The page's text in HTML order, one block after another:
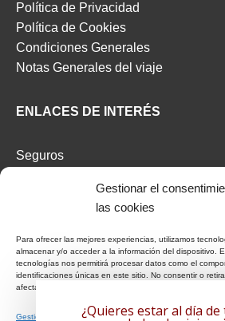
Gestionar el
las cookies
Para ofrecer las mejores experiencias, utilizamos
almacenar y/o acceder a la información del dispositivo.
tecnologías nos permitirá procesar datos como el
identificaciones únicas en este sitio. No consentir o
afectar negativamente a ciertas características y
Gestionar los servicios
Política de Privacidad
Política de Cookies
Condiciones Generales
Notas Generales del viaje
ENLACES DE INTERÉS
Seguros
Afiliat Agència Catalana de Turisme
¿Quieres estar al día de